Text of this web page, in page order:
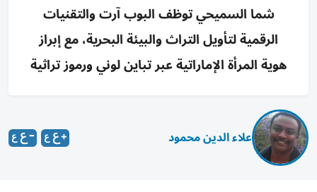
شما السميحي توظف البوب آرت والتقنيات
الرقمية لتأويل التراث والبيئة البحرية، مع إبراز
هوية المرأة الإماراتية عبر تباين لوني ورموز تراثية
علاء الدين محمود